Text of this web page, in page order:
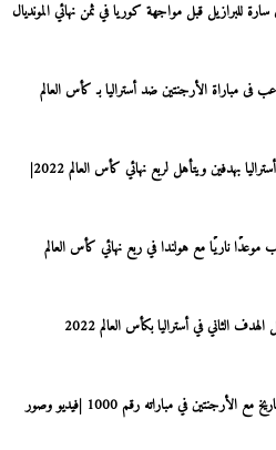
للبرازيل قبل مواجهة كوريا في ثمن نهائي المونديال
مباراة الأرجنتين ضد أستراليا بـ كأس العالم
الأرجنتين يعبر أستراليا بهدفين ويتأهل لربع نهائي كأس العالم 2022|
موعدًا ناريًا مع هولندا في ربع نهائي كأس العالم
الثاني في أستراليا بكأس العالم 2022
في مباراته رقم 1000 |فيديو وصور